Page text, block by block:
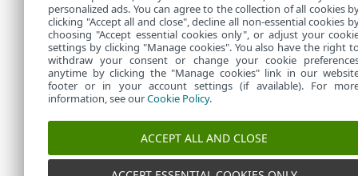
personalized ads. You can agree to the collection of all cookies
clicking "Accept all and close", decline all non-essential cookies
choosing "Accept essential cookies only", or adjust your
settings by clicking "Manage cookies". You also have the right
withdraw your consent or change your cookie
anytime by clicking the "Manage cookies" link in our
footer or in your account settings (if available). For
information, see ourCookie Policy.
ACCEPT ALL AND CLOSE